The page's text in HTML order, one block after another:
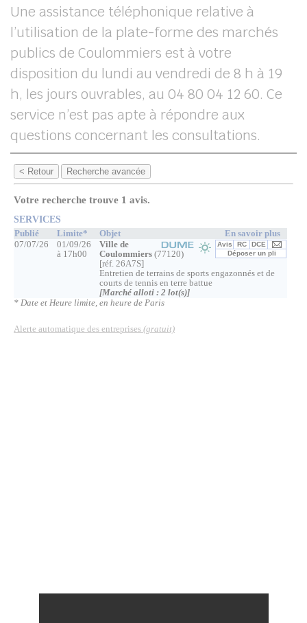
Une assistance téléphonique relative à
l’utilisation de la plate-forme des marchés
publics de Coulommiers est à votre
disposition du lundi au vendredi de 8 h à 19
h, les jours ouvrables, au 04 80 04 12 60. Ce
service n’est pas apte à répondre aux
questions concernant les consultations.